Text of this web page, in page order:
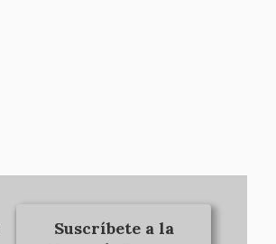
Suscríbete a la